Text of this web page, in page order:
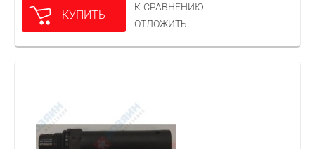
КУПИТЬ
К СРАВНЕНИЮ
ОТЛОЖИТЬ